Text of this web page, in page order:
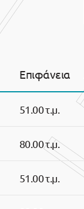
Επιφάνεια
51.00 τ.μ.
80.00 τ.μ.
51.00 τ.μ.